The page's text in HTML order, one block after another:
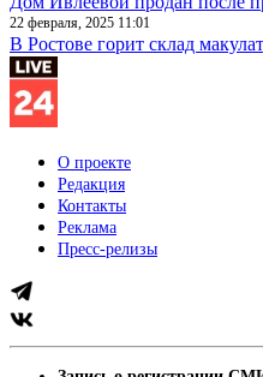
22 февраля, 2025 11:01
В Ростове горит склад
О проекте
Редакция
Контакты
Реклама
Пресс-релизы